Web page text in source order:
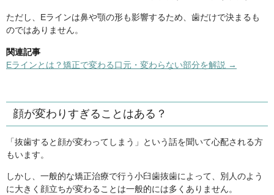
ただし、Eラインは鼻や顎の形も影響するため、歯だけで決まるも
のではありません。
関連記事
Eラインとは？矯正で変わる口元・変わらない部分を解説 →
顔が変わりすぎることはある？
「抜歯すると顔が変わってしまう」という話を聞いて心配される方
もいます。
しかし、一般的な矯正治療で行う小臼歯抜歯によって、別人のよう
に大きく顔立ちが変わることは一般的には多くありません。